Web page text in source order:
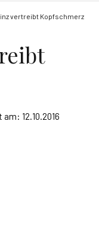
vertreibt Kopfschmerz
am: 12.10.2016